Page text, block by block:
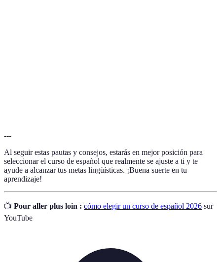
---
Al seguir estas pautas y consejos, estarás en mejor posición para
seleccionar el curso de español que realmente se ajuste a ti y te
ayude a alcanzar tus metas lingüísticas. ¡Buena suerte en tu
aprendizaje!
📺 Pour aller plus loin : cómo elegir un curso de español 2026 sur
YouTube